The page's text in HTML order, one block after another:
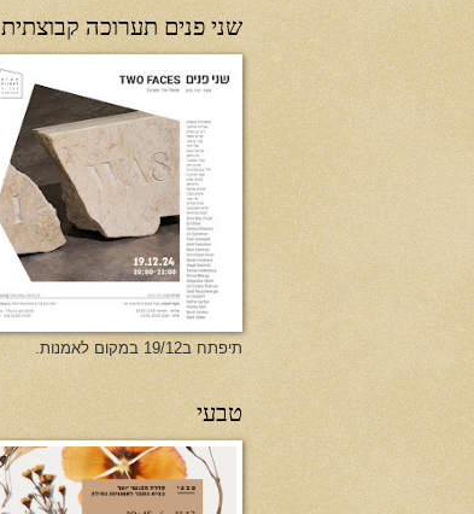
שני פנים תערוכה קבוצתית
תיפתח ב19/12 במקום לאמנות.
טבעי